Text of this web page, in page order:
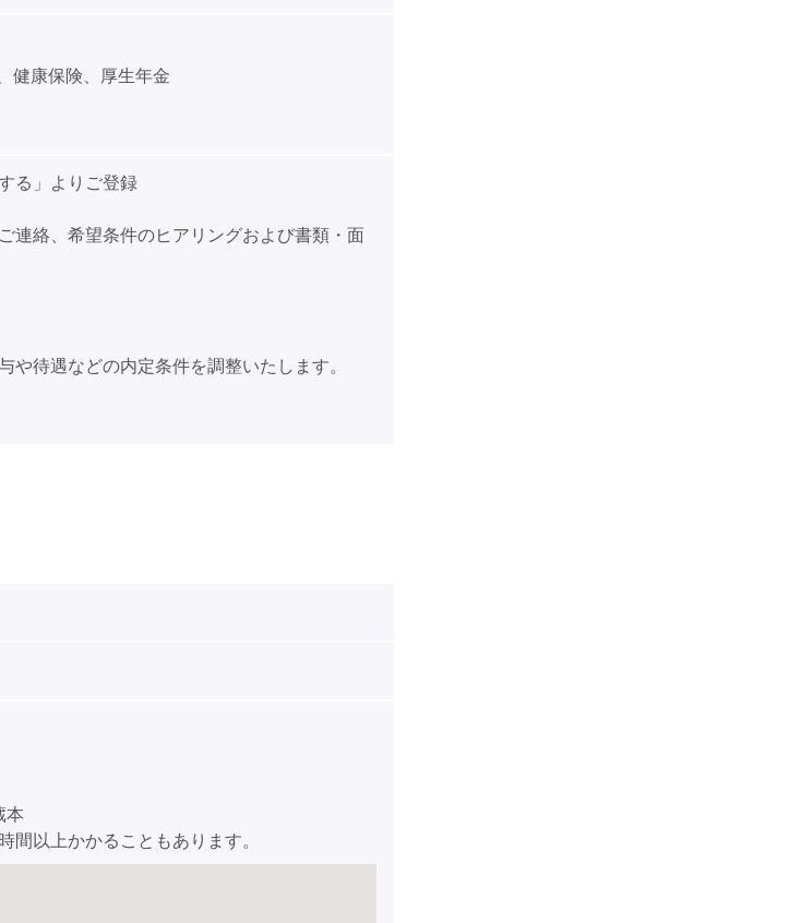
健康保険、厚生年金
る」よりご登録
連絡、希望条件のヒアリングおよび書類・面
や待遇などの内定条件を調整いたします。
本
以上かかることもあります。